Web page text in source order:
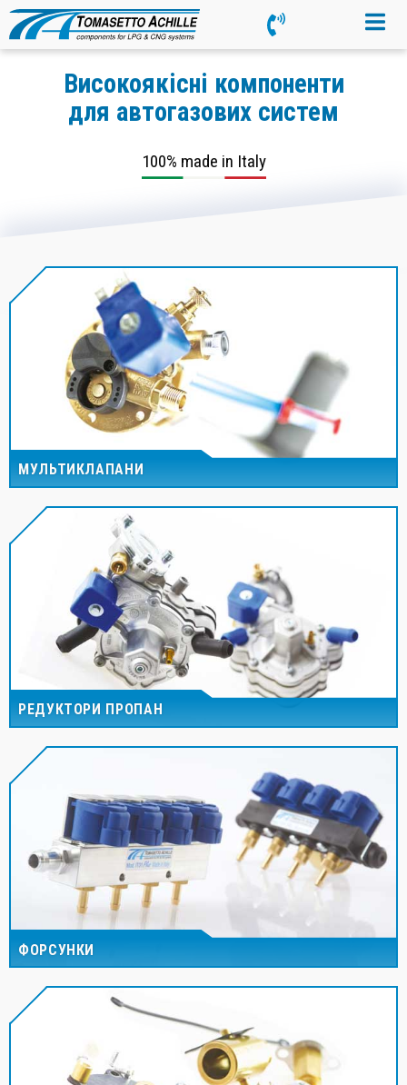
Високоякісні компоненти
для автогазових систем
100% made in Italy
МУЛЬТИКЛАПАНИ
РЕДУКТОРИ ПРОПАН
ФОРСУНКИ